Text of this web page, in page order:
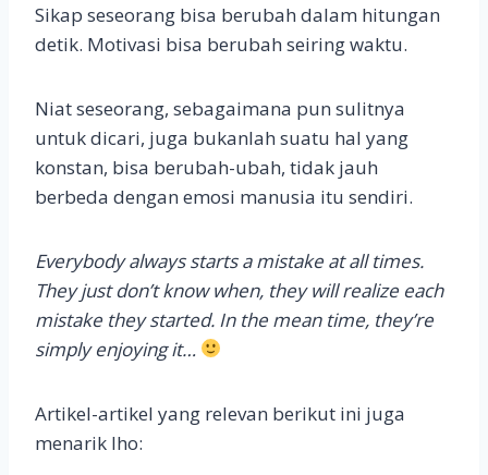
Sikap seseorang bisa berubah dalam hitungan
detik. Motivasi bisa berubah seiring waktu.
Niat seseorang, sebagaimana pun sulitnya
untuk dicari, juga bukanlah suatu hal yang
konstan, bisa berubah-ubah, tidak jauh
berbeda dengan emosi manusia itu sendiri.
Everybody always starts a mistake at all times.
They just don’t know when, they will realize each
mistake they started. In the mean time, they’re
simply enjoying it…
Artikel-artikel yang relevan berikut ini juga
menarik lho: